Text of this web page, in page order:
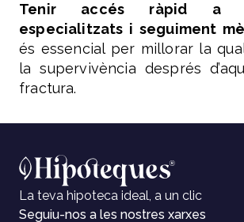
Tenir accés ràpid a
especialitzats i seguiment
és essencial per millorar la
la supervivència després
fractura.
La teva hipoteca ideal, a un clic
Seguiu-nos a les nostres xarxes